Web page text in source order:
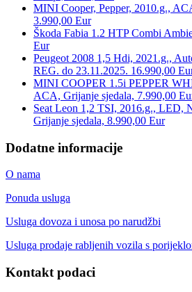
MINI Cooper, Pepper, 2010.g.,
3.990,00 Eur
Škoda Fabia 1.2 HTP Combi
Eur
Peugeot 2008 1,5 Hdi, 2021.g.,
REG. do 23.11.2025. 16.990,00
MINI COOPER 1.5i PEPPER
ACA, Grijanje sjedala, 7.990,00
Seat Leon 1,2 TSI, 2016.g., LED,
Grijanje sjedala, 8.990,00 Eur
Dodatne informacije
O nama
Ponuda usluga
Usluga dovoza i unosa po narudžbi
Usluga prodaje rabljenih vozila s
Kontakt podaci